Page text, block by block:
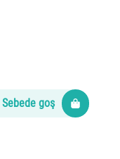
Sebede goş